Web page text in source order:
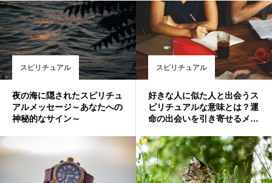
スピリチュアル
夜の海に隠されたスピリチュ
アルメッセージ～あなたへの
神秘的なサイン～
スピリチュアル
好きな人に似た人と出会うス
ピリチュアルな意味とは？運
命の出会いを引き寄せるメッ